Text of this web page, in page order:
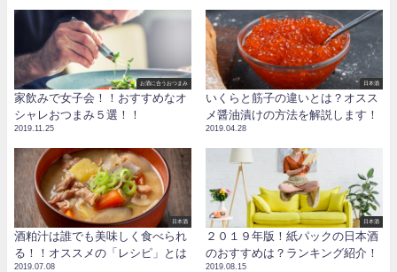
お酒に合うおつまみ
家飲みで女子会！！おすすめなオ
シャレおつまみ５選！！
2019.11.25
日本酒
いくらと筋子の違いとは？オスス
メ醤油漬けの方法を解説します！
2019.04.28
日本酒
酒粕汁は誰でも美味しく食べられ
る！！オススメの「レシピ」とは
2019.07.08
日本酒
２０１９年版！紙パックの日本酒
のおすすめは？ランキング紹介！
2019.08.15